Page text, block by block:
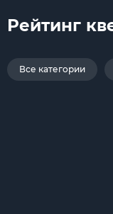
Рейтинг
Все категории